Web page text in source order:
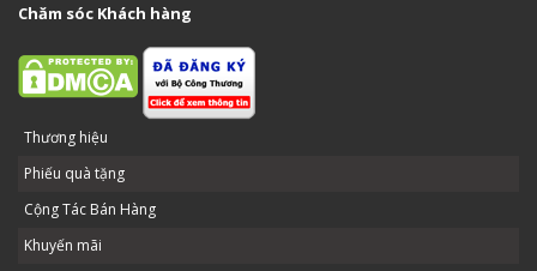
Chăm sóc Khách hàng
Thương hiệu
Phiếu quà tặng
Cộng Tác Bán Hàng
Khuyến mãi